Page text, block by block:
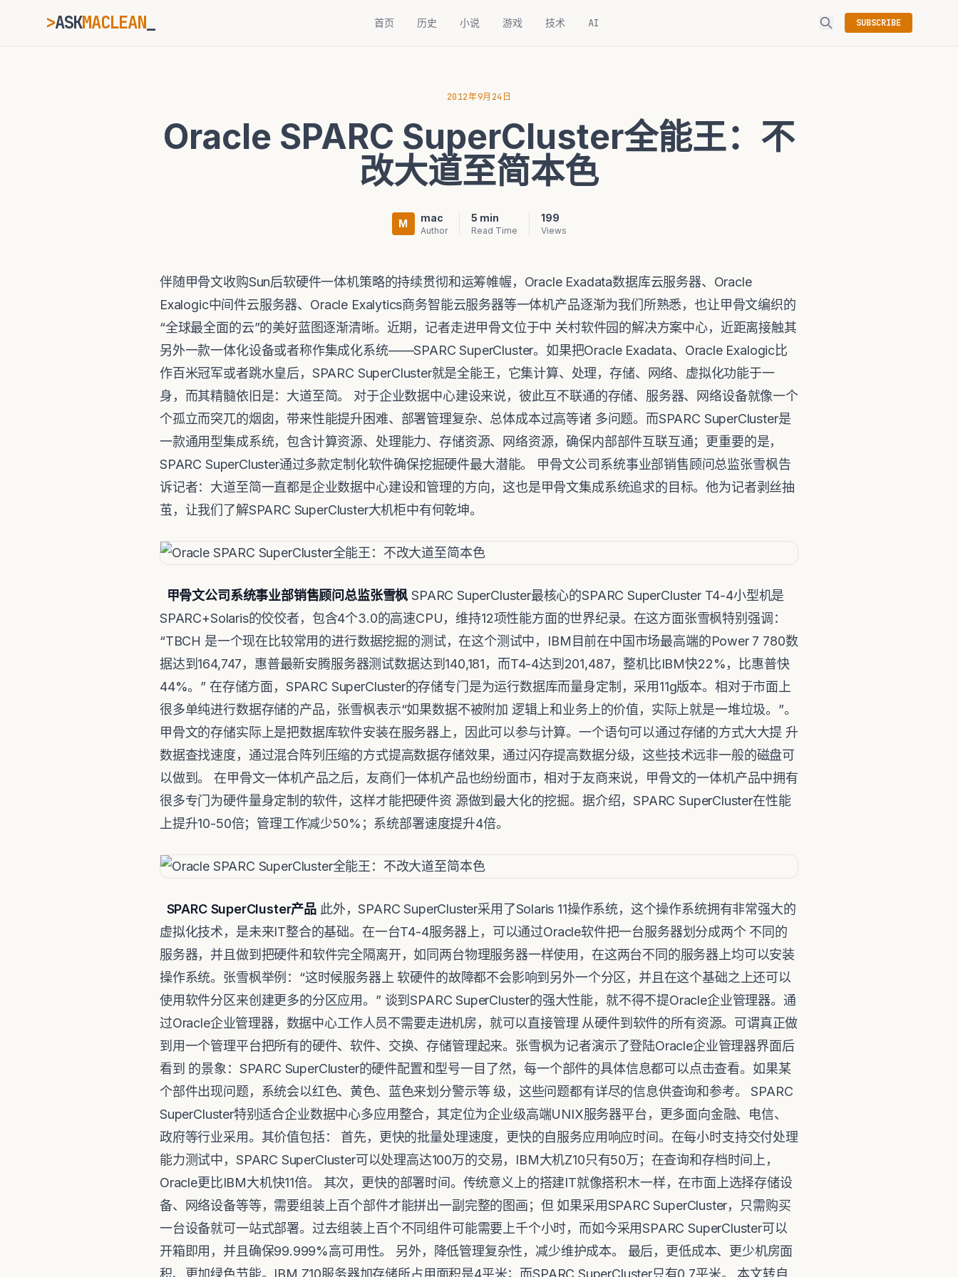
>ASKMACLEAN 首页 历史 小说 游戏 技术 AI SUBSCRIBE
2012年9月24日
Oracle SPARC SuperCluster全能王：不
改大道至简本色
M mac
Author
5 min
Read Time
199
Views
伴随甲骨文收购Sun后软硬件一体机策略的持续贯彻和运筹帷幄，Oracle Exadata数据库云服务器、Oracle
Exalogic中间件云服务器、Oracle Exalytics商务智能云服务器等一体机产品逐渐为我们所熟悉，也让甲骨文编织的
“全球最全面的云”的美好蓝图逐渐清晰。近期，记者走进甲骨文位于中 关村软件园的解决方案中心，近距离接触其
另外一款一体化设备或者称作集成化系统——SPARC SuperCluster。如果把Oracle Exadata、Oracle Exalogic比
作百米冠军或者跳水皇后，SPARC SuperCluster就是全能王，它集计算、处理，存储、网络、虚拟化功能于一
身，而其精髓依旧是：大道至简。 对于企业数据中心建设来说，彼此互不联通的存储、服务器、网络设备就像一个
个孤立而突兀的烟囱，带来性能提升困难、部署管理复杂、总体成本过高等诸 多问题。而SPARC SuperCluster是
一款通用型集成系统，包含计算资源、处理能力、存储资源、网络资源，确保内部部件互联互通；更重要的是，
SPARC SuperCluster通过多款定制化软件确保挖掘硬件最大潜能。 甲骨文公司系统事业部销售顾问总监张雪枫告
诉记者：大道至简一直都是企业数据中心建设和管理的方向，这也是甲骨文集成系统追求的目标。他为记者剥丝抽
茧，让我们了解SPARC SuperCluster大机柜中有何乾坤。
甲骨文公司系统事业部销售顾问总监张雪枫 SPARC SuperCluster最核心的SPARC SuperCluster T4-4小型机是
SPARC+Solaris的佼佼者，包含4个3.0的高速CPU，维持12项性能方面的世界纪录。在这方面张雪枫特别强调：
“TBCH 是一个现在比较常用的进行数据挖掘的测试，在这个测试中，IBM目前在中国市场最高端的Power 7 780数
据达到164,747，惠普最新安腾服务器测试数据达到140,181，而T4-4达到201,487，整机比IBM快22%，比惠普快
44%。” 在存储方面，SPARC SuperCluster的存储专门是为运行数据库而量身定制，采用11g版本。相对于市面上
很多单纯进行数据存储的产品，张雪枫表示“如果数据不被附加 逻辑上和业务上的价值，实际上就是一堆垃圾。”。
甲骨文的存储实际上是把数据库软件安装在服务器上，因此可以参与计算。一个语句可以通过存储的方式大大提 升
数据查找速度，通过混合阵列压缩的方式提高数据存储效果，通过闪存提高数据分级，这些技术远非一般的磁盘可
以做到。 在甲骨文一体机产品之后，友商们一体机产品也纷纷面市，相对于友商来说，甲骨文的一体机产品中拥有
很多专门为硬件量身定制的软件，这样才能把硬件资 源做到最大化的挖掘。据介绍，SPARC SuperCluster在性能
上提升10-50倍；管理工作减少50%；系统部署速度提升4倍。
SPARC SuperCluster产品 此外，SPARC SuperCluster采用了Solaris 11操作系统，这个操作系统拥有非常强大的
虚拟化技术，是未来IT整合的基础。在一台T4-4服务器上，可以通过Oracle软件把一台服务器划分成两个 不同的
服务器，并且做到把硬件和软件完全隔离开，如同两台物理服务器一样使用，在这两台不同的服务器上均可以安装
操作系统。张雪枫举例：“这时候服务器上 软硬件的故障都不会影响到另外一个分区，并且在这个基础之上还可以
使用软件分区来创建更多的分区应用。” 谈到SPARC SuperCluster的强大性能，就不得不提Oracle企业管理器。通
过Oracle企业管理器，数据中心工作人员不需要走进机房，就可以直接管理 从硬件到软件的所有资源。可谓真正做
到用一个管理平台把所有的硬件、软件、交换、存储管理起来。张雪枫为记者演示了登陆Oracle企业管理器界面后
看到 的景象：SPARC SuperCluster的硬件配置和型号一目了然，每一个部件的具体信息都可以点击查看。如果某
个部件出现问题，系统会以红色、黄色、蓝色来划分警示等 级，这些问题都有详尽的信息供查询和参考。 SPARC
SuperCluster特别适合企业数据中心多应用整合，其定位为企业级高端UNIX服务器平台，更多面向金融、电信、
政府等行业采用。其价值包括： 首先，更快的批量处理速度，更快的自服务应用响应时间。在每小时支持交付处理
能力测试中，SPARC SuperCluster可以处理高达100万的交易，IBM大机Z10只有50万；在查询和存档时间上，
Oracle更比IBM大机快11倍。 其次，更快的部署时间。传统意义上的搭建IT就像搭积木一样，在市面上选择存储设
备、网络设备等等，需要组装上百个部件才能拼出一副完整的图画；但 如果采用SPARC SuperCluster，只需购买
一台设备就可一站式部署。过去组装上百个不同组件可能需要上千个小时，而如今采用SPARC SuperCluster可以
开箱即用，并且确保99.999%高可用性。 另外，降低管理复杂性，减少维护成本。 最后，更低成本、更少机房面
积、更加绿色节能。IBM Z10服务器加存储所占用面积是4平米；而SPARC SuperCluster只有0.7平米。 本文转自